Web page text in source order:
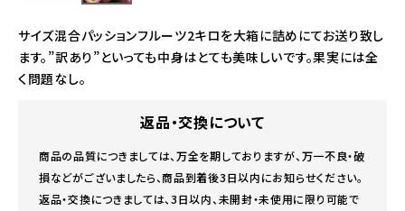
サイズ混合パッションフルーツ2キロを大箱に詰めにてお送り致し
ます。”訳あり”といっても中身はとても美味しいです。果実には全
く問題なし。
返品・交換について
商品の品質につきましては、万全を期しておりますが、万一不良・破
損などがございましたら、商品到着後3日以内にお知らせください。
返品・交換につきましては、3日以内、未開封・未使用に限り可能で